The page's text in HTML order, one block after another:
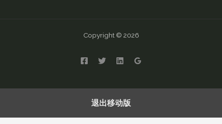
Copyright © 2026
退出移动版
English 繁體中文